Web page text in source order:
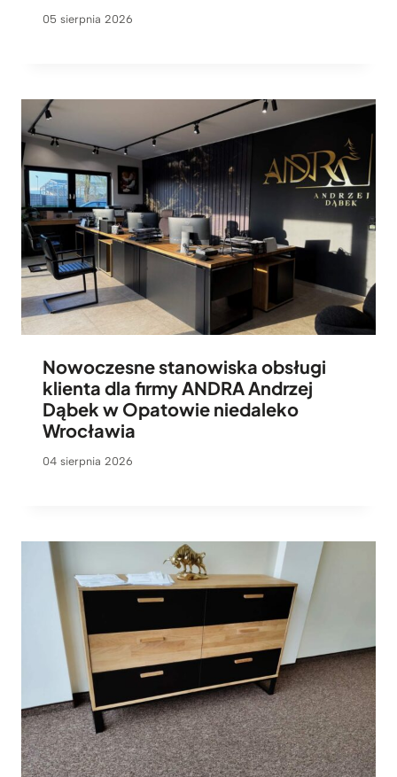
05 sierpnia 2026
Nowoczesne stanowiska obsługi
klienta dla firmy ANDRA Andrzej
Dąbek w Opatowie niedaleko
Wrocławia
04 sierpnia 2026